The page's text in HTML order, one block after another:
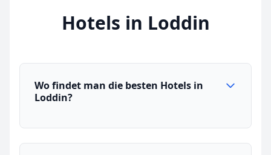
Hotels in Loddin
Wo findet man die besten Hotels in
Loddin?